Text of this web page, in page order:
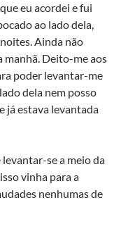
eu acordei e fui
ao lado dela,
Ainda não
manhã. Deito-me aos
poder levantar-me
dela nem posso
já estava levantada
levantar-se a meio da
vinha para a
nenhumas de